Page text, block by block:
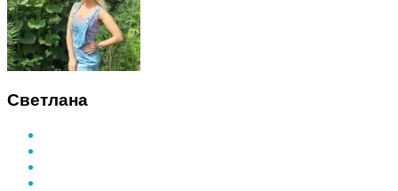
Светлана